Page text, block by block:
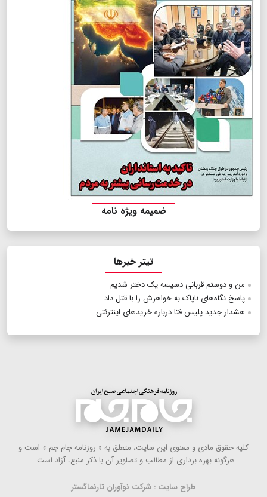
ضمیمه ویژه نامه
تیتر خبرها
من و دوستم قربانی دسیسه یک دختر شدیم
پاسخ نگاه‌های ناپاک به خواهرش را با قتل داد
هشدار جدید پلیس فتا درباره خریدهای اینترنتی
كلیه حقوق مادی و معنوی این سایت، متعلق به « روزنامه جام جم » است و
هرگونه بهره ‌برداری از مطالب و تصاویر آن با ذكر منبع، آزاد است .
طراح سایت : شرکت نوآوران تارنماگستر